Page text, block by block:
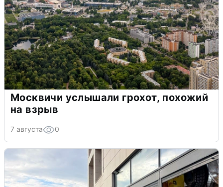
Москвичи услышали грохот, похожий
на взрыв
7 августа 0